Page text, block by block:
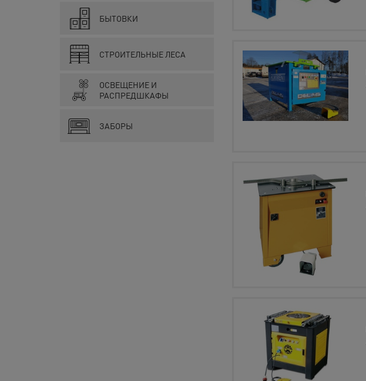
БЫТОВКИ
СТРОИТЕЛЬНЫЕ ЛЕСА
ОСВЕЩЕНИЕ И
РАСПРЕДШКАФЫ
ЗАБОРЫ